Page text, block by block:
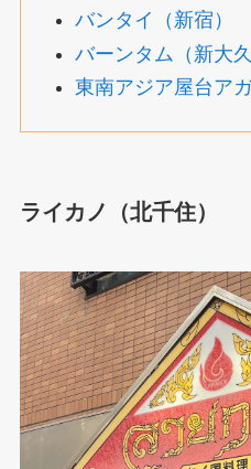
バンタイ（新宿）
バーンタム（新大久
東南アジア屋台ア
ライカノ（北千住）